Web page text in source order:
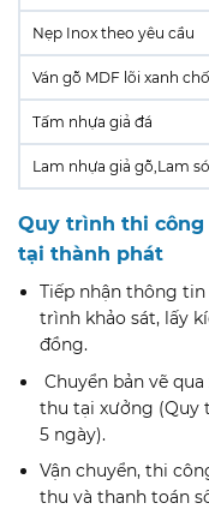
Nẹp Inox theo yêu cầu
Ván gỗ MDF lõi xanh
Tấm nhựa giả đá
Lam nhựa giả gỗ,Lam
Quy trình thi công
tại thành phát
Tiếp nhận thông
trình khảo sát, lấy
đồng.
Chuyển bản vẽ
thu tại xưởng (Quy
5 ngày).
Vận chuyển, thi
thu và thanh toán